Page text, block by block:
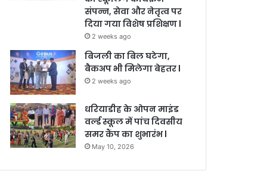
संपन्न, सेवा और नेतृत्व पर
दिया गया विशेष प्रशिक्षण l
2 weeks ago
बिजली का बिल घटेगा,
बैकअप भी मिलेगा बेहतर l
2 weeks ago
धरियाडीह के ओपन माइंड
वर्ल्ड स्कूल में पांच दिवसीय
समर कैंप का शुभारंभ l
May 10, 2026